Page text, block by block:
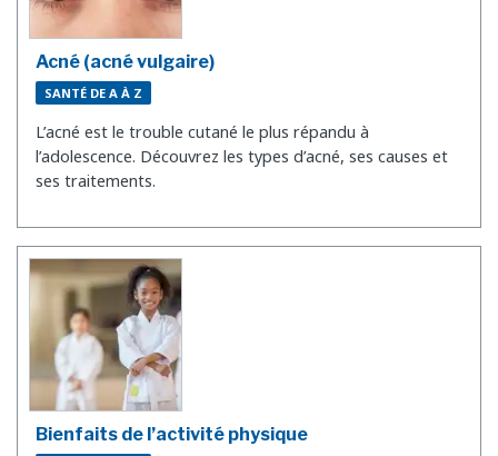
Acné (acné vulgaire)
SANTÉ DE A À Z
L’acné est le trouble cutané le plus répandu à
l’adolescence. Découvrez les types d’acné, ses causes et
ses traitements.
Bienfaits de l’activité physique